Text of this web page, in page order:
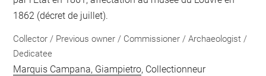
1862 (décret de juillet).
Collector / Previous owner / Commissioner / Archaeologist /
Dedicatee
Marquis Campana, Giampietro, Collectionneur